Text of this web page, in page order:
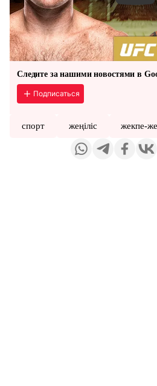
Следите за нашими новостями в
Подписаться
спорт жеңіліс жекпе-